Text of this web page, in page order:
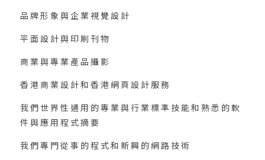
品牌形象與企業視覺設計
平面設計與印刷刊物
商業與專業產品攝影
香港商業設計和香港網頁設計服務
我們世界性通用的專業與行業標準技能和熟悉的軟
件與應用程式摘要
我們專門從事的程式和新興的網路技術